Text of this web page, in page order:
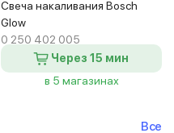
Свеча накаливания Bosch
Glow
0 250 402 005
Через 15 мин
в 5 магазинах
Все